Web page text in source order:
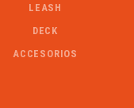
LEASH
DECK
ACCESORIOS